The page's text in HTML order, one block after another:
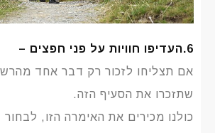
6.העדיפו חוויות על פני חפצים –
אם תצליחו לזכור רק דבר אחד
שתזכרו את הסעיף הזה.
כולנו מכירים את האימרה הזו, לבחור